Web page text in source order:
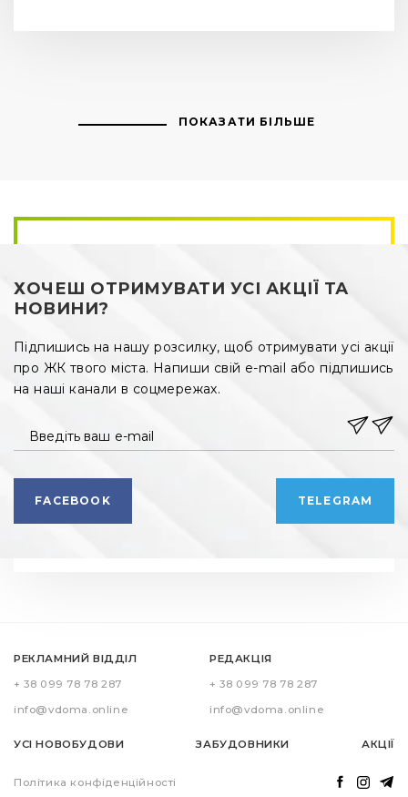
ПОКАЗАТИ БІЛЬШЕ
ХОЧЕШ ОТРИМУВАТИ УСІ АКЦІЇ ТА
НОВИНИ?
Підпишись на нашу розсилку, щоб отримувати усі акції
про ЖК твого міста. Напиши свій e-mail або підпишись
на наші канали в соцмережах.
Введіть ваш e-mail
FACEBOOK TELEGRAM
РЕКЛАМНИЙ ВІДДІЛ
+ 38 099 78 78 287
info@vdoma.online
РЕДАКЦІЯ
+ 38 099 78 78 287
info@vdoma.online
АКЦІЇ
ЗАБУДОВНИКИ
УСІ НОВОБУДОВИ
Політика конфіденційності